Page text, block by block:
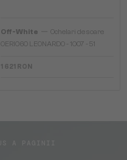
Off-White
Ochelari de soare
OERI060 LEONARDO - 1007 - 51
1 621 RON